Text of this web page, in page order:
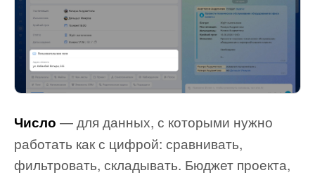
Число — для данных, с которыми нужно
работать как с цифрой: сравнивать,
фильтровать, складывать. Бюджет проекта,